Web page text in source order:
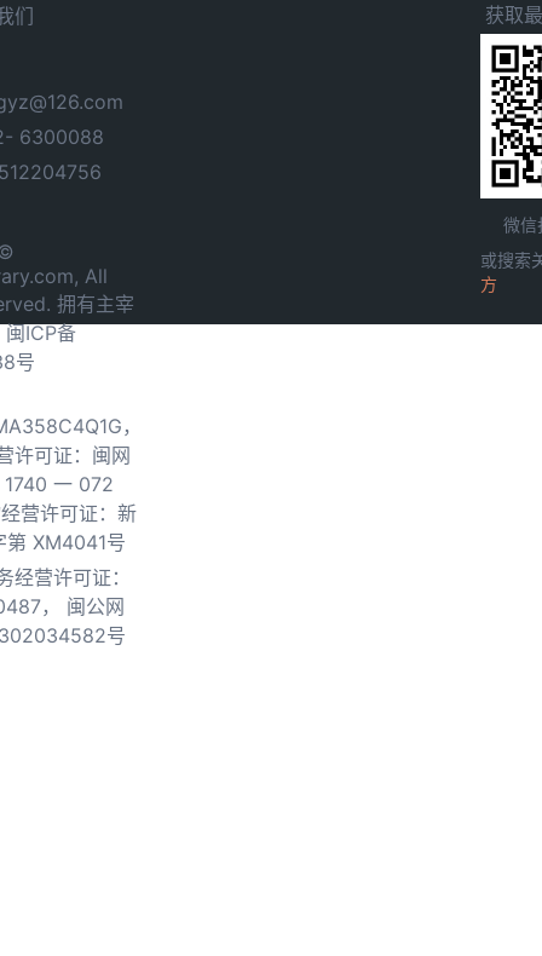
们
6300088
All
拥有主宰
闽ICP备
号
，
许可证：闽网
一 072
营许可证：新
第 XM4041号
经营许可证：
，
闽公网
号
获取
微信
或搜索
方